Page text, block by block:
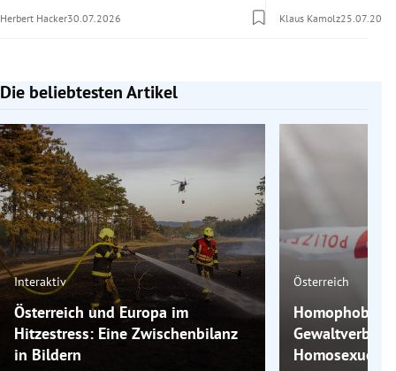
Herbert Hacker30.07.2026 Klaus Kamolz25.07.2026
Die beliebtesten Artikel
Slide 1 von 7
Interaktiv
Österreich und Europa im
Hitzestress: Eine Zwischenbilanz
in Bildern
Österreich
Homophobe